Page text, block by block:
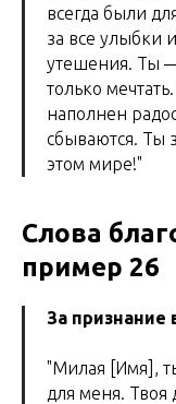
всегда были
за все улыбки
утешения. Ты
только
наполнен
сбываются. Ты
этом мире!"
Слова
пример 26
За признание
"Милая [Имя],
для меня.